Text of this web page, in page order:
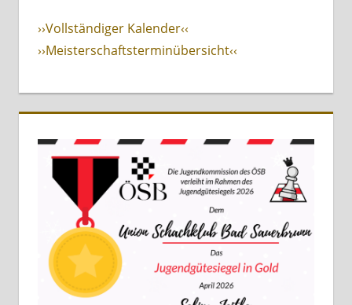
››Vollständiger Kalender‹‹
››Meisterschaftsterminübersicht‹‹